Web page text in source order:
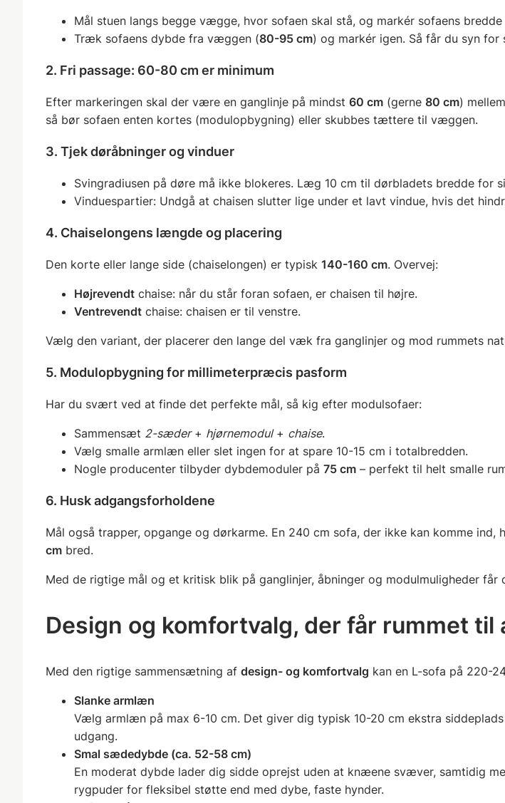
Mål stuen langs begge vægge, hvor sofaen skal stå, og markér sofaens bredde
Træk sofaens dybde fra væggen (80-95 cm) og markér igen. Så får du syn for
2. Fri passage: 60-80 cm er minimum
Efter markeringen skal der være en ganglinje på mindst 60 cm (gerne 80 cm)
så bør sofaen enten kortes (modulopbygning) eller skubbes tættere til væggen.
3. Tjek døråbninger og vinduer
Svingradiusen på døre må ikke blokeres. Læg 10 cm til dørbladets bredde for
Vinduespartier: Undgå at chaisen slutter lige under et lavt vindue, hvis det
4. Chaiselongens længde og placering
Den korte eller lange side (chaiselongen) er typisk 140-160 cm. Overvej:
Højrevendt chaise: når du står foran sofaen, er chaisen til højre.
Ventrevendt chaise: chaisen er til venstre.
Vælg den variant, der placerer den lange del væk fra ganglinjer og mod rummets
5. Modulopbygning for millimeterpræcis pasform
Har du svært ved at finde det perfekte mål, så kig efter modulsofaer:
Sammensæt 2-sæder+ hjørnemodul+ chaise.
Vælg smalle armlæn eller slet ingen for at spare 10-15 cm i totalbredden.
Nogle producenter tilbyder dybdemoduler på 75 cm – perfekt til helt smalle
6. Husk adgangsforholdene
Mål også trapper, opgange og dørkarme. En 240 cm sofa, der ikke kan komme
cm bred.
Med de rigtige mål og et kritisk blik på ganglinjer, åbninger og modulmuligheder får
Design og komfortvalg, der får rummet til
Med den rigtige sammensætning af design- og komfortvalg kan en L-sofa på 220-
Slanke armlæn
Vælg armlæn på max 6-10 cm. Det giver dig typisk 10-20 cm ekstra
udgang.
Smal sædedybde (ca. 52-58 cm)
En moderat dybde lader dig sidde oprejst uden at knæene svæver, samtidig
rygpuder for fleksibel støtte end med dybe, faste hynder.